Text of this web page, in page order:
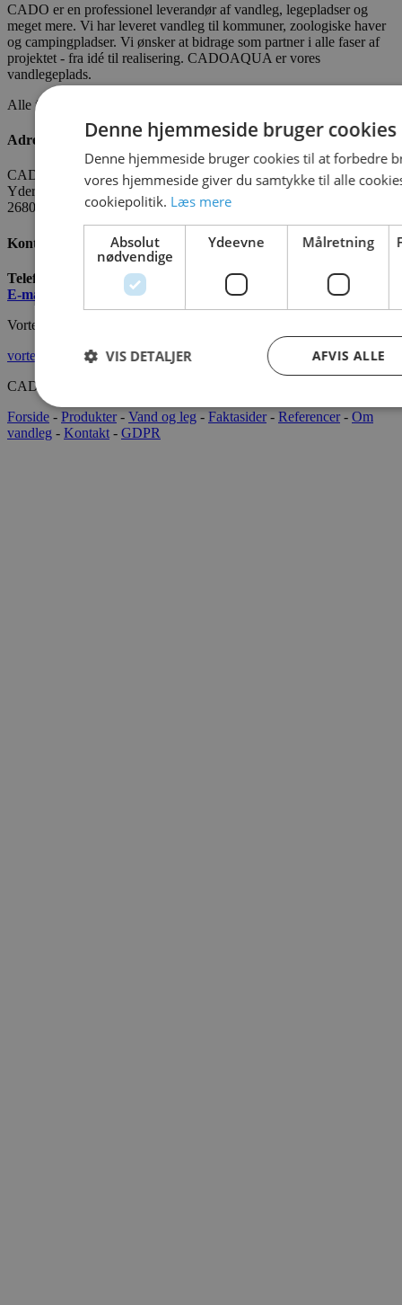
CADO er en professionel leverandør af vandleg, legepladser og
meget mere. Vi har leveret vandleg til kommuner, zoologiske haver
og campingpladser. Vi ønsker at bidrage som partner i alle faser af
projektet - fra idé til realisering. CADOAQUA er vores
vandlegeplads.
Alle fakta om CADO er tilgængelige
Adresse
CADO AQUA Danmark
Yderholmvej 35
2680 Solrød
Kontakt os
Telefon:
+45 7022 2628
E-mail
info@cado.dk
Vortex International
vortex-intl.com
CADOAQUA® 2022 Alle rettigheder forbeholdes.
Forside - Produkter- Vand og leg - Faktasider- Referencer- Om
vandleg - Kontakt - GDPR
Denne hjemmeside bruger cookies
Denne hjemmeside bruger cookies til at forbedre
vores hjemmeside giver du samtykke til alle
cookiepolitik. Læs mere
Absolut
nødvendige
Ydeevne Målretning
AFVIS ALLE
VIS DETALJER